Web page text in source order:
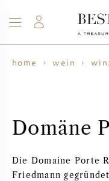
WEIN
NEU
CHAMPAGNER
WHISKY
RUM
SPIRITUOSEN
ANGEBOTE
BLOG
ÜBER UNS
home wein
Domäne
Die Domaine Porte
Friedmann